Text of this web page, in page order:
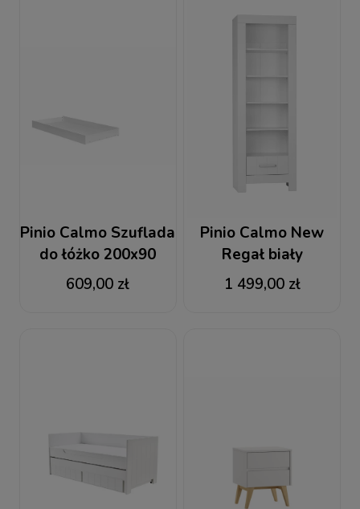
Pinio Calmo Szuflada
do łóżko 200x90
609,00 zł
Pinio Calmo New
Regał biały
1 499,00 zł